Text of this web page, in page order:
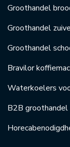
Groothandel
Groothandel
Groothandel
Bravilor
Waterkoelers
B2B groothandel